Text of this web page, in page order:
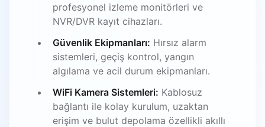
profesyonel izleme monitörleri ve
NVR/DVR kayıt cihazları.
Güvenlik Ekipmanları: Hırsız alarm
sistemleri, geçiş kontrol, yangın
algılama ve acil durum ekipmanları.
WiFi Kamera Sistemleri: Kablosuz
bağlantı ile kolay kurulum, uzaktan
erişim ve bulut depolama özellikli akıllı